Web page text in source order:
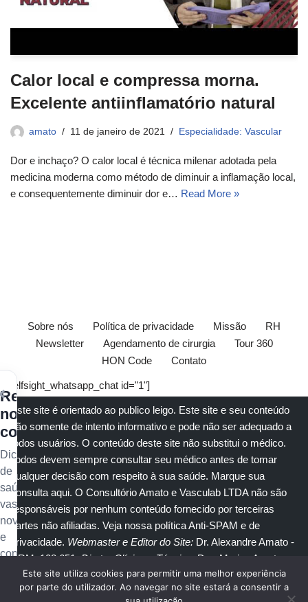
Calor local e compressa morna.
Excelente antiinflamatório natural
amato 11 de janeiro de 2021 Especialidade: Vascular
Dor e inchaço? O calor local é técnica milenar adotada pela
medicina moderna como método de diminuir a inflamação local,
e consequentemente diminuir dor e… Read More »
Sobre nós Política de privacidade Missão
RH
Newsletter
Agendamento de cirurgia
Tour 360
HON Code
Contato
[elfsight_whatsapp_chat id="1"]
Este site é orientado ao publico leigo. Este site e seu conteúdo
são somente de intento informativo e pode não ser adequado a
todos usuários. O conteúdo deste site não substitui o médico.
Todos devem sempre consultar seu médico antes de tomar
qualquer decisão com respeito à sua saúde. Marque sua
consulta aqui. O Consultório Amato e Vasculab LTDA não são
responsáveis por nenhum conteúdo fornecido por terceiras
partes não afiliadas. Veja nossa política Anti-SPAM e de
privacidade. Webmaster e Editor do Site: Dr. Alexandre Amato -
CRM: 108.651
. Diretor Clínico e Técnico
: Dra. Marisa Amato
CRM 30400 RTE 056950.
Receba
nossos
conteúdos
Dicas
de
saúde
vascular,
novidades
e
conteúdo
exclusivo
Este site utiliza cookies para permitir uma melhor experiência
por parte do utilizador. Ao navegar no site estará a consentir a